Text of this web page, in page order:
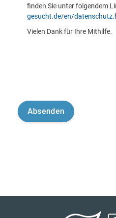
finden Sie unter folgendem
gesucht.de/en/
Vielen Dank für Ihre Mithilfe.